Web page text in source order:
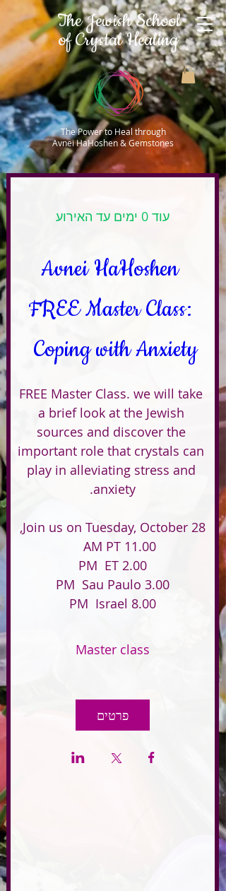
The Jewish School
of Crystal Healing
The Power to Heal through
Avnei HaHoshen & Gemstones
עוד 0 ימים עד האירוע
Avnei HaHoshen
FREE Master Class:
Coping with Anxiety
FREE Master Class. we will take
a brief look at the Jewish
sources and discover the
important role that crystals can
play in alleviating stress and
8.00 PM  Israel
Master class
פרטים